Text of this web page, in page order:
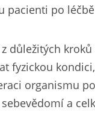
pacienti po
důležitých
fyzickou
organismu
a